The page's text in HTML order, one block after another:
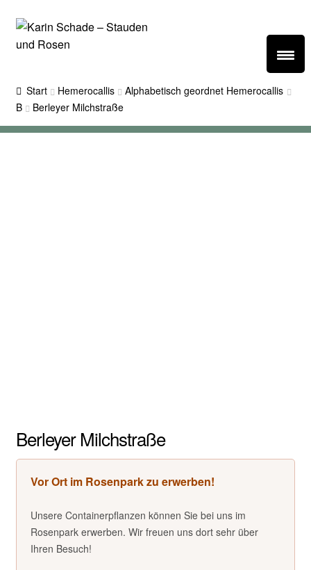
Zur
Navigation
Zum
Inhalt
Angebote
Start Hemerocallis
Alphabetisch geordnet Hemerocallis
B
Berleyer Milchstraße
Berleyer Milchstraße
Vor Ort im Rosenpark zu erwerben!
Unsere Containerpflanzen können Sie bei uns im
Rosenpark erwerben. Wir freuen uns dort sehr über
Ihren Besuch!